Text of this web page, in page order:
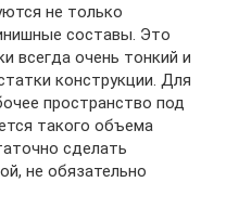
не только
составы. Это
всегда очень тонкий и
конструкции. Для
пространство под
такого объема
сделать
не обязательно